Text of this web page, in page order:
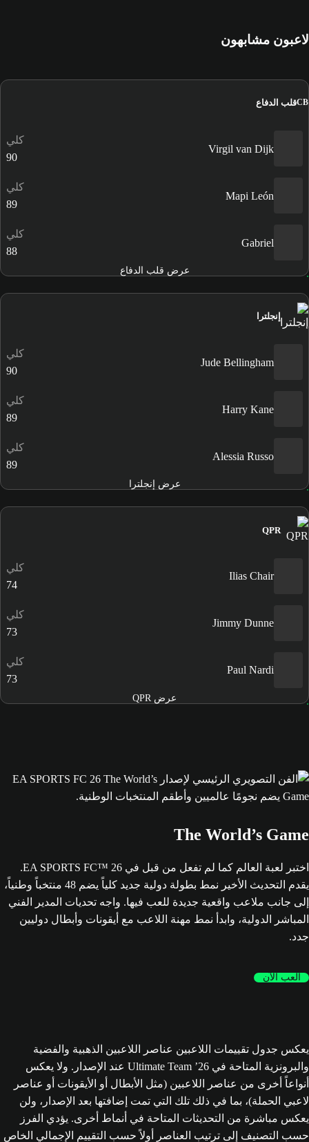
لاعبون مشابهون
CBقلب الدفاع
Virgil van Dijk
كلي
90
Mapi León
كلي
89
Gabriel
كلي
88
عرض قلب الدفاع
إنجلترا
Jude Bellingham
كلي
90
Harry Kane
كلي
89
Alessia Russo
كلي
89
عرض إنجلترا
QPR
Ilias Chair
كلي
74
Jimmy Dunne
كلي
73
Paul Nardi
كلي
73
عرض QPR
The World’s Game
اختبر لعبة العالم كما لم تفعل من قبل في EA SPORTS FC™ 26.
يقدم التحديث الأخير نمط بطولة دولية جديد كلياً يضم 48 منتخباً وطنياً،
إلى جانب ملاعب واقعية جديدة للعب فيها. واجه تحديات المدير الفني
المباشر الدولية، وابدأ نمط مهنة اللاعب مع أيقونات وأبطال دوليين
جدد.
العب الآن
يعكس جدول تقييمات اللاعبين عناصر اللاعبين الذهبية والفضية
والبرونزية المتاحة في Ultimate Team ’26 عند الإصدار. ولا يعكس
أنواعاً أخرى من عناصر اللاعبين (مثل الأبطال أو الأيقونات أو عناصر
لاعبي الحملة)، بما في ذلك تلك التي تمت إضافتها بعد الإصدار، ولن
يعكس مباشرة من التحديثات المتاحة في أنماط أخرى. يؤدي الفرز
حسب التصنيف إلى ترتيب العناصر أولاً حسب التقييم الإجمالي الخاص